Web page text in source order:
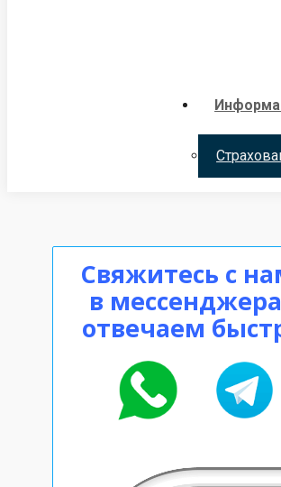
Свяжитесь с
в
отвечаем